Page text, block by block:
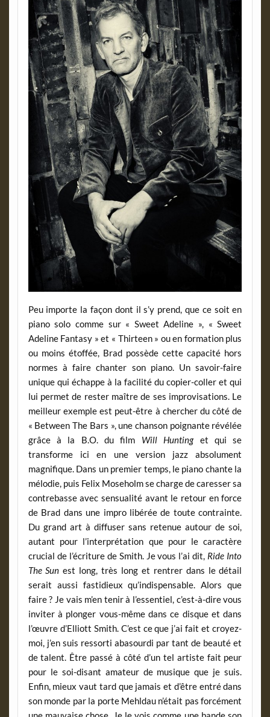
Peu importe la façon dont il s’y prend, que ce soit en
piano solo comme sur « Sweet Adeline », « Sweet
Adeline Fantasy » et « Thirteen » ou en formation plus
ou moins étoffée, Brad possède cette capacité hors
normes à faire chanter son piano. Un savoir-faire
unique qui échappe à la facilité du copier-coller et qui
lui permet de rester maître de ses improvisations. Le
meilleur exemple est peut-être à chercher du côté de
« Between The Bars », une chanson poignante révélée
grâce à la B.O. du film Will Huntinget qui se
transforme ici en une version jazz absolument
magnifique. Dans un premier temps, le piano chante la
mélodie, puis Felix Moseholm se charge de caresser sa
contrebasse avec sensualité avant le retour en force
de Brad dans une impro libérée de toute contrainte.
Du grand art à diffuser sans retenue autour de soi,
autant pour l’interprétation que pour le caractère
crucial de l’écriture de Smith. Je vous l’ai dit, Ride Into
The Sun est long, très long et rentrer dans le détail
serait aussi fastidieux qu’indispensable. Alors que
faire ? Je vais m’en tenir à l’essentiel, c’est-à-dire vous
inviter à plonger vous-même dans ce disque et dans
l’œuvre d’Elliott Smith. C’est ce que j’ai fait et croyez-
moi, j’en suis ressorti abasourdi par tant de beauté et
de talent. Être passé à côté d’un tel artiste fait peur
pour le soi-disant amateur de musique que je suis.
Enfin, mieux vaut tard que jamais et d’être entré dans
son monde par la porte Mehldau n’était pas forcément